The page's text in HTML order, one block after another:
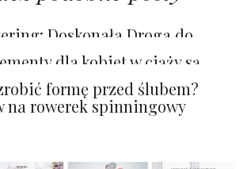
Doskonała Droga do
Stylu Życia
dla kobiet w ciąży są
bezpieczne?
formę przed ślubem?
na rowerek spinningowy